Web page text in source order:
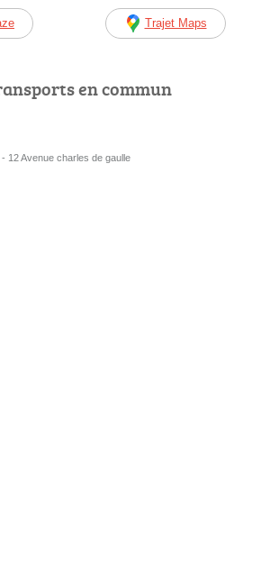
Trajet Maps
en commun
12 Avenue charles de gaulle